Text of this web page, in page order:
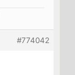
#774042